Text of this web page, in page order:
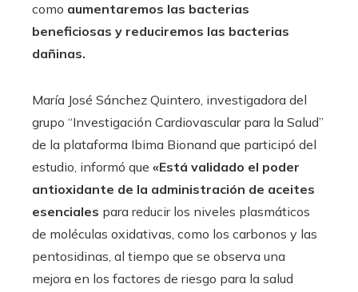
como aumentaremos las bacterias
beneficiosas y reduciremos las bacterias
dañinas.
María José Sánchez Quintero, investigadora del
grupo “Investigación Cardiovascular para la Salud”
de la plataforma Ibima Bionand que participó del
estudio, informó que «Está validado el poder
antioxidante de la administración de aceites
esenciales para reducir los niveles plasmáticos
de moléculas oxidativas, como los carbonos y las
pentosidinas, al tiempo que se observa una
mejora en los factores de riesgo para la salud